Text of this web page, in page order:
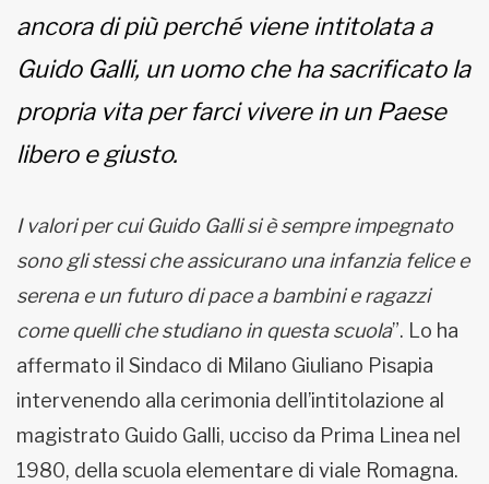
ancora di più perché viene intitolata a
Guido Galli, un uomo che ha sacrificato la
propria vita per farci vivere in un Paese
libero e giusto.
I valori per cui Guido Galli si è sempre impegnato
sono gli stessi che assicurano una infanzia felice e
serena e un futuro di pace a bambini e ragazzi
come quelli che studiano in questa scuola”. Lo ha
affermato il Sindaco di Milano Giuliano Pisapia
intervenendo alla cerimonia dell’intitolazione al
magistrato Guido Galli, ucciso da Prima Linea nel
1980, della scuola elementare di viale Romagna.